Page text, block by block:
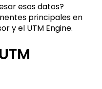
esos datos?
principales en
y el UTM Engine.